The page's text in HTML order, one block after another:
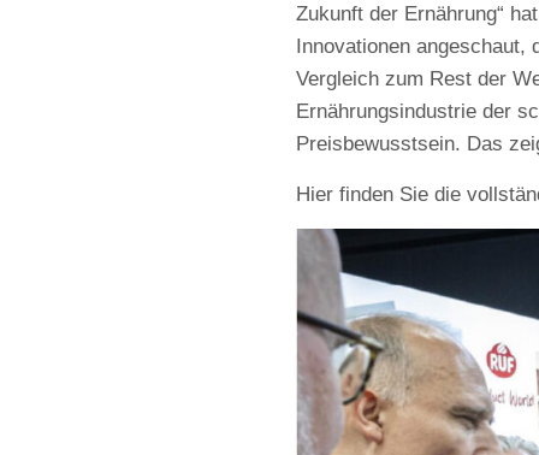
Zukunft der Ernährung“
Innovationen angeschaut,
Vergleich zum Rest der
Ernährungsindustrie der
Preisbewusstsein. Das
Hier finden Sie die